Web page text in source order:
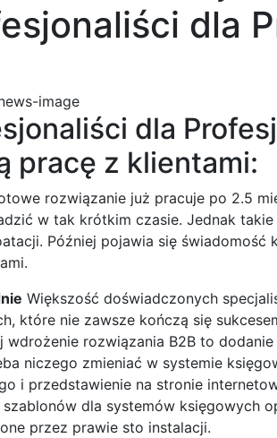
dla
dla
pracę z klientami:
rozwiązanie już pracuje po 2.5
w tak krótkim czasie. Jednak
Później pojawia się
Większość doświadczonych
które nie zawsze kończą się
wdrożenie rozwiązania B2B to
niczego zmieniać w systemie
i przedstawienie na stronie
dla systemów księgowych
przez prawie sto instalacji.